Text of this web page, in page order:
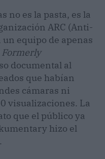
no es la pasta, es la
ARC (Anti-
equipo de apenas
Formerly
documental al
que habían
cámaras ni
visualizaciones. La
que el público ya
hizo el